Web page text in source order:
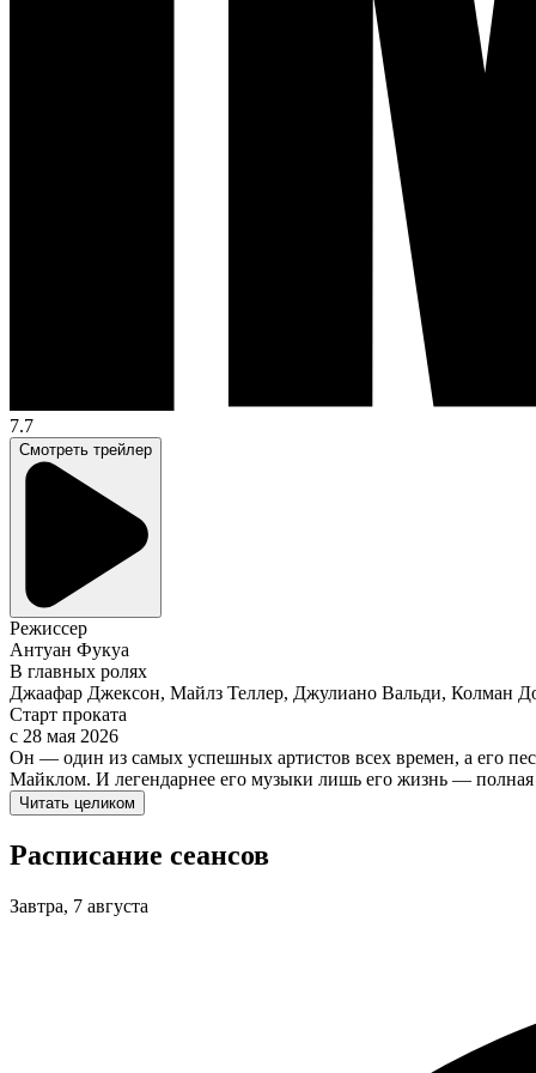
7.7
Смотреть трейлер
Режиссер
Антуан Фукуа
В главных ролях
Джаафар Джексон, Майлз Теллер, Джулиано Вальди, Колман
Старт проката
c 28 мая 2026
Он — один из самых успешных артистов всех времен, а его
Майклом. И легендарнее его музыки лишь его жизнь — полная
Читать целиком
Расписание сеансов
Завтра, 7 августа